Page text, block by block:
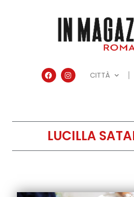
CITTÀ
LUCILLA